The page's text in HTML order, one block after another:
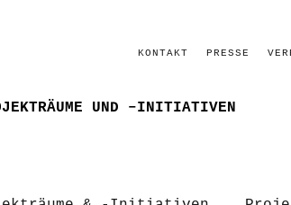
KONTAKT PRESSE
UND –INITIATIVEN